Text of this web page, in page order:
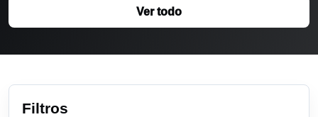
Ver todo
Filtros